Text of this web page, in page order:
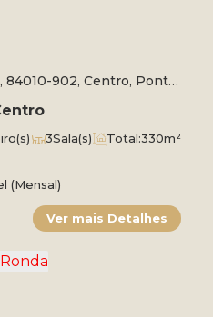
(Mensal)
84010-902, Centro, Ponta
3Sala(s) Total:330m²